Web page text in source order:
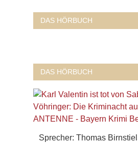
DAS HÖRBUCH
DAS HÖRBUCH
Sprecher: Thomas